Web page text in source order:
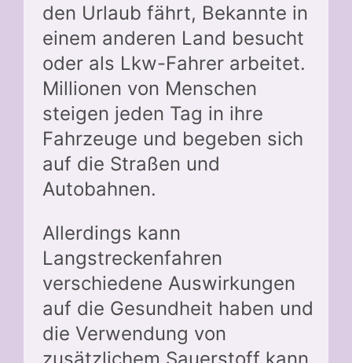
den Urlaub fährt, Bekannte in
einem anderen Land besucht
oder als Lkw-Fahrer arbeitet.
Millionen von Menschen
steigen jeden Tag in ihre
Fahrzeuge und begeben sich
auf die Straßen und
Autobahnen.
Allerdings kann
Langstreckenfahren
verschiedene Auswirkungen
auf die Gesundheit haben und
die Verwendung von